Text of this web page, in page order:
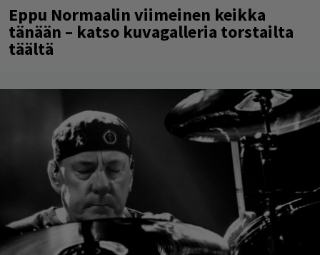
Eppu Normaalin viimeinen keikka
tänään – katso kuvagalleria torstailta
täältä